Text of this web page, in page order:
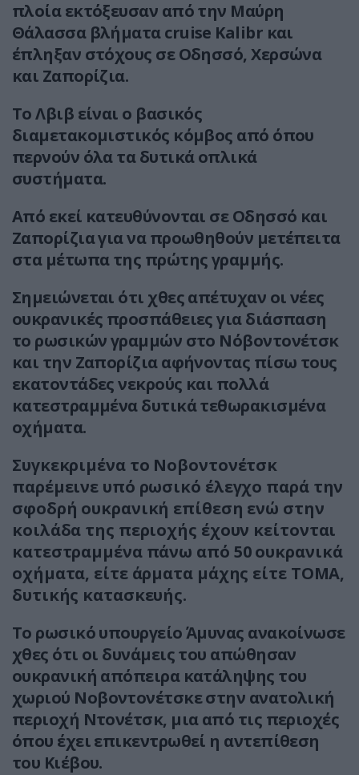
πλοία εκτόξευσαν από την Μαύρη
Θάλασσα βλήματα cruise Kalibr και
έπληξαν στόχους σε Οδησσό, Χερσώνα
και Ζαπορίζια.
Το Λβιβ είναι ο βασικός
διαμετακομιστικός κόμβος από όπου
περνούν όλα τα δυτικά οπλικά
συστήματα.
Από εκεί κατευθύνονται σε Οδησσό και
Ζαπορίζια για να προωθηθούν μετέπειτα
στα μέτωπα της πρώτης γραμμής.
Σημειώνεται ότι χθες απέτυχαν οι νέες
ουκρανικές προσπάθειες για διάσπαση
το ρωσικών γραμμών στο Νόβοντονέτσκ
και την Ζαπορίζια αφήνοντας πίσω τους
εκατοντάδες νεκρούς και πολλά
κατεστραμμένα δυτικά τεθωρακισμένα
οχήματα.
Συγκεκριμένα το Νοβοντονέτσκ
παρέμεινε υπό ρωσικό έλεγχο παρά την
σφοδρή ουκρανική επίθεση ενώ στην
κοιλάδα της περιοχής έχουν κείτονται
κατεστραμμένα πάνω από 50 ουκρανικά
οχήματα, είτε άρματα μάχης είτε ΤΟΜΑ,
δυτικής κατασκευής.
Το ρωσικό υπουργείο Άμυνας ανακοίνωσε
χθες ότι οι δυνάμεις του απώθησαν
ουκρανική απόπειρα κατάληψης του
χωριού Νοβοντονέτσκε στην ανατολική
περιοχή Ντονέτσκ, μια από τις περιοχές
όπου έχει επικεντρωθεί η αντεπίθεση
του Κιέβου.